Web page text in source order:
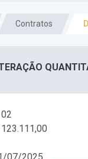
Contratos
123.111,00